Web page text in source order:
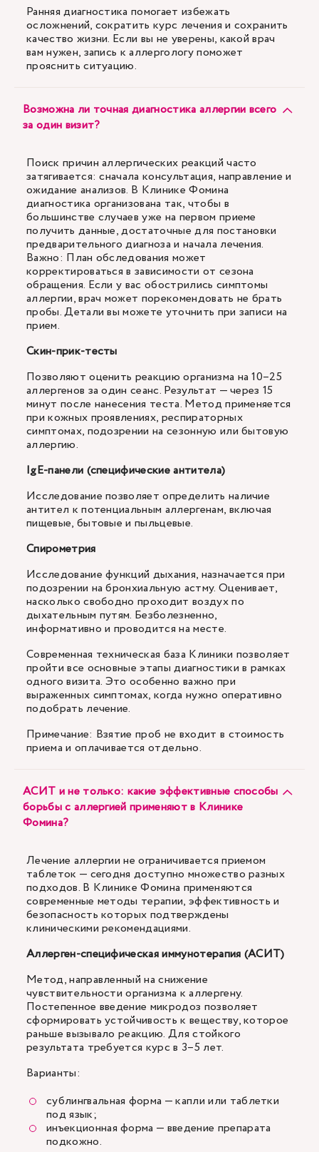
Ранняя диагностика помогает избежать
осложнений, сократить курс лечения и сохранить
качество жизни. Если вы не уверены, какой врач
вам нужен, запись к аллергологу поможет
прояснить ситуацию.
Возможна ли точная диагностика аллергии всего
за один визит?
Поиск причин аллергических реакций часто
затягивается: сначала консультация, направление и
ожидание анализов. В Клинике Фомина
диагностика организована так, чтобы в
большинстве случаев уже на первом приеме
получить данные, достаточные для постановки
предварительного диагноза и начала лечения.
Важно: План обследования может
корректироваться в зависимости от сезона
обращения. Если у вас обострились симптомы
аллергии, врач может порекомендовать не брать
пробы. Детали вы можете уточнить при записи на
прием.
Скин-прик-тесты
Позволяют оценить реакцию организма на 10–25
аллергенов за один сеанс. Результат — через 15
минут после нанесения теста. Метод применяется
при кожных проявлениях, респираторных
симптомах, подозрении на сезонную или бытовую
аллергию.
IgE-панели (специфические антитела)
Исследование позволяет определить наличие
антител к потенциальным аллергенам, включая
пищевые, бытовые и пыльцевые.
Спирометрия
Исследование функций дыхания, назначается при
подозрении на бронхиальную астму. Оценивает,
насколько свободно проходит воздух по
дыхательным путям. Безболезненно,
информативно и проводится на месте.
Современная техническая база Клиники позволяет
пройти все основные этапы диагностики в рамках
одного визита. Это особенно важно при
выраженных симптомах, когда нужно оперативно
подобрать лечение.
Примечание: Взятие проб не входит в стоимость
приема и оплачивается отдельно.
АСИТ и не только: какие эффективные способы
борьбы с аллергией применяют в Клинике
Фомина?
Лечение аллергии не ограничивается приемом
таблеток — сегодня доступно множество разных
подходов. В Клинике Фомина применяются
современные методы терапии, эффективность и
безопасность которых подтверждены
клиническими рекомендациями.
Аллерген-специфическая иммунотерапия (АСИТ)
Метод, направленный на снижение
чувствительности организма к аллергену.
Постепенное введение микродоз позволяет
сформировать устойчивость к веществу, которое
раньше вызывало реакцию. Для стойкого
результата требуется курс в 3–5 лет.
Варианты:
сублингвальная форма — капли или таблетки
под язык;
инъекционная форма — введение препарата
подкожно.